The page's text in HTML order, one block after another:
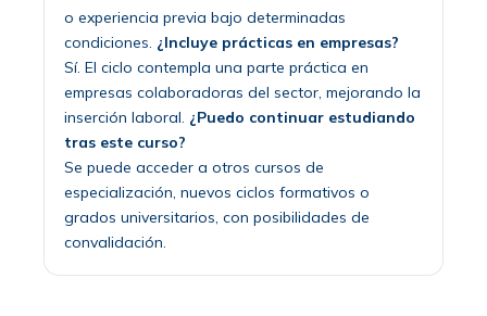
o experiencia previa bajo determinadas
condiciones. ¿Incluye prácticas en empresas?
Sí. El ciclo contempla una parte práctica en
empresas colaboradoras del sector, mejorando la
inserción laboral. ¿Puedo continuar estudiando
tras este curso?
Se puede acceder a otros cursos de
especialización, nuevos ciclos formativos o
grados universitarios, con posibilidades de
convalidación.